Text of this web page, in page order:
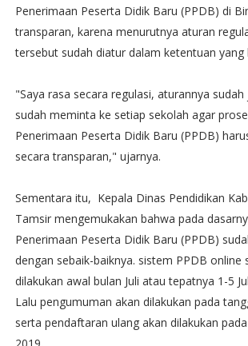
Penerimaan Peserta Didik Baru (PPDB) di
transparan, karena menurutnya aturan
tersebut sudah diatur dalam ketentuan yang
"Saya rasa secara regulasi, aturannya
sudah meminta ke setiap sekolah agar
Penerimaan Peserta Didik Baru (PPDB)
secara transparan," ujarnya.
Sementara itu, Kepala Dinas Pendidikan
Tamsir mengemukakan bahwa pada
Penerimaan Peserta Didik Baru (PPDB)
dengan sebaik-baiknya. sistem PPDB online
dilakukan awal bulan Juli atau tepatnya 1-5
Lalu pengumuman akan dilakukan pada
serta pendaftaran ulang akan dilakukan